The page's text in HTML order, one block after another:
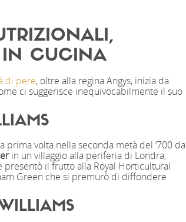
IN CUCINA
di pere, oltre alla regina Angys, inizia da
ci suggerisce inequivocabilmente il suo
prima volta nella seconda metà del ‘700 da
in un villaggio alla periferia di Londra,
presentò il frutto alla Royal Horticultural
Green che si premurò di diffondere